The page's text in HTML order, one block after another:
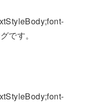
です。